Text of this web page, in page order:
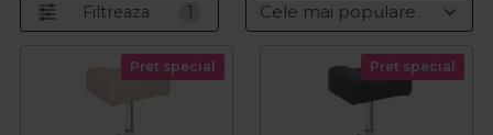
Filtreaza 1
Pret special Pret special